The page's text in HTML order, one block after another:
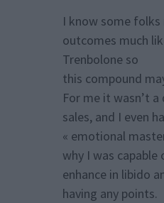
I know some
outcomes much
Trenbolone so
this compound
For me it wasn’t
sales, and I even
« emotional
why I was
enhance in libido
having any points.